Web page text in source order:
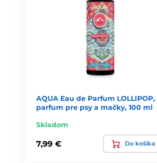
AQUA Eau de Parfum LOLLIPOP,
parfum pre psy a mačky, 100 ml
Skladom
7,99 € Do košíka